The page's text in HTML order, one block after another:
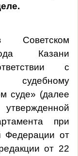
Советском
Казани
с
суде» (далее
при
Федерации от
от 22